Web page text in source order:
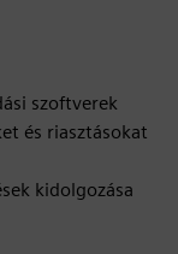
szoftverek
és riasztásokat
kidolgozása